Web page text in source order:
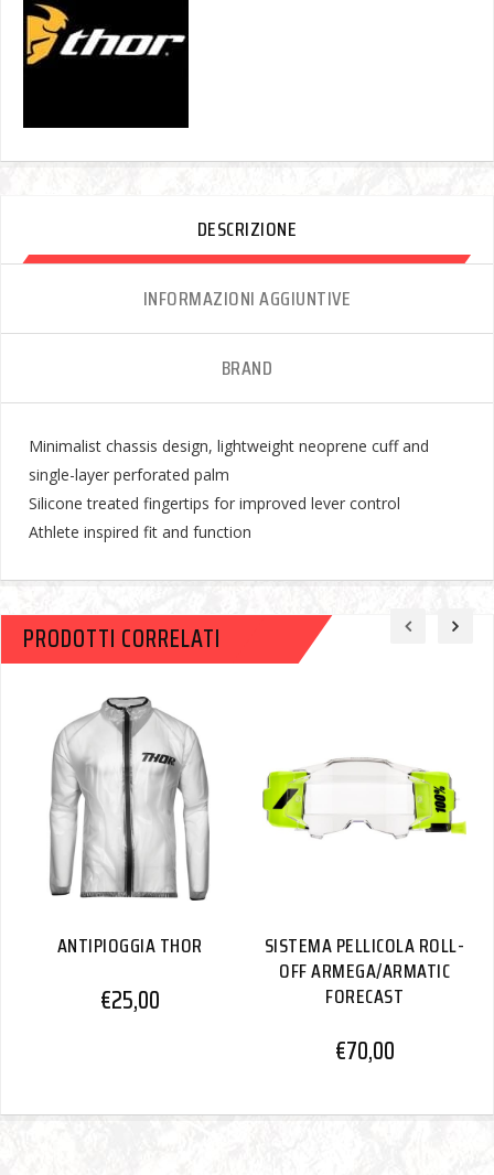
DESCRIZIONE
INFORMAZIONI AGGIUNTIVE
BRAND
Minimalist chassis design, lightweight neoprene cuff and
single-layer perforated palm
Silicone treated fingertips for improved lever control
Athlete inspired fit and function
PRODOTTI CORRELATI
ANTIPIOGGIA THOR
€25,00
SISTEMA PELLICOLA ROLL-
OFF ARMEGA/ARMATIC
FORECAST
€70,00